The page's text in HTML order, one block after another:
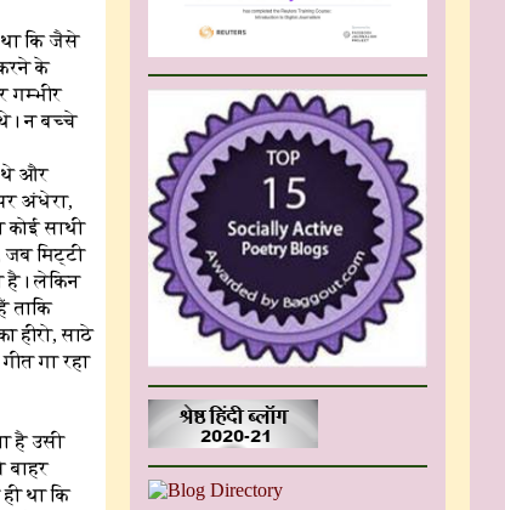
कि जैसे
के
गम्भीर
न बच्चे
थे और
अंधेरा,
साथी
मिट्टी
है। लेकिन
ताकि
हीरो, साठे
गा रहा
है उसी
बाहर
था कि